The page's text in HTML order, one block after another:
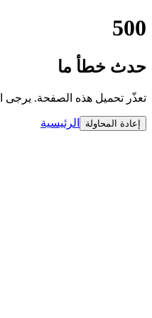
500
حدث خطأ ما
تعذّر تحميل هذه الصفحة. يرجى
إعادة المحاولة الرئيسية